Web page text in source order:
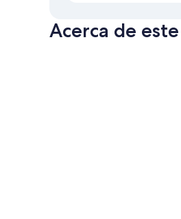
Acerca de